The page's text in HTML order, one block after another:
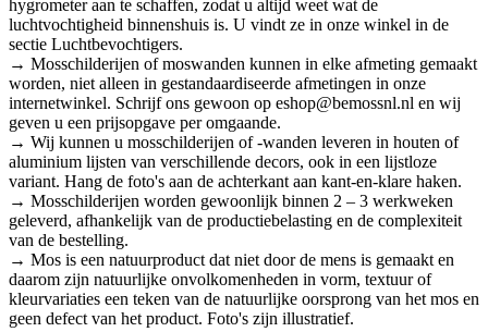
hygrometer aan te schaffen, zodat u altijd weet wat de
luchtvochtigheid binnenshuis is. U vindt ze in onze winkel in de
sectie Luchtbevochtigers.
→ Mosschilderijen of moswanden kunnen in elke afmeting gemaakt
worden, niet alleen in gestandaardiseerde afmetingen in onze
internetwinkel. Schrijf ons gewoon op eshop@bemossnl.nl en wij
geven u een prijsopgave per omgaande.
→ Wij kunnen u mosschilderijen of -wanden leveren in houten of
aluminium lijsten van verschillende decors, ook in een lijstloze
variant. Hang de foto's aan de achterkant aan kant-en-klare haken.
→ Mosschilderijen worden gewoonlijk binnen 2 – 3 werkweken
geleverd, afhankelijk van de productiebelasting en de complexiteit
van de bestelling.
→ Mos is een natuurproduct dat niet door de mens is gemaakt en
daarom zijn natuurlijke onvolkomenheden in vorm, textuur of
kleurvariaties een teken van de natuurlijke oorsprong van het mos en
geen defect van het product. Foto's zijn illustratief.